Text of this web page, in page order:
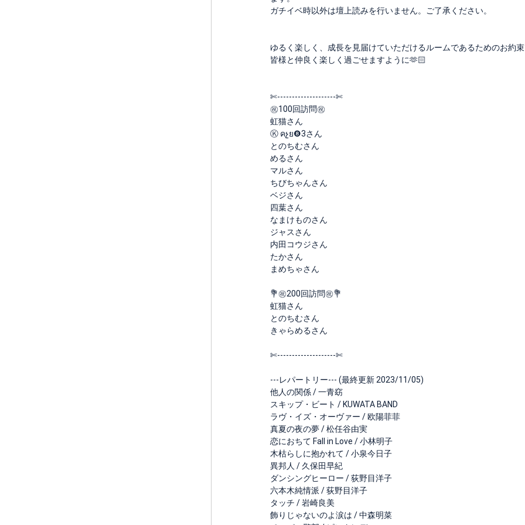
ガチイベ時以外は壇上読みを行いません。ご了承ください。
ゆるく楽しく、成長を見届けていただけるルームであるためのお約
皆様と仲良く楽しく過ごせますように🫶🏻
✄-------------------‐✄
㊗️100回訪問㊗️
虹猫さん
Ⓚ คչย❽3さん
とのちむさん
めるさん
マルさん
ちびちゃんさん
ベジさん
四葉さん
なまけものさん
ジャスさん
内田コウジさん
たかさん
まめちゃさん
💐㊗️200回訪問㊗️💐
虹猫さん
とのちむさん
きゃらめるさん
✄-------------------‐✄
---レパートリー--- (最終更新 2023/11/05)
他人の関係 / 一青窈
スキップ・ビート / KUWATA BAND
ラヴ・イズ・オーヴァー / 欧陽菲菲
真夏の夜の夢 / 松任谷由実
恋におちて Fall in Love / 小林明子
木枯らしに抱かれて / 小泉今日子
異邦人 / 久保田早紀
ダンシングヒーロー / 荻野目洋子
六本木純情派 / 荻野目洋子
タッチ / 岩崎良美
飾りじゃないのよ涙は / 中森明菜